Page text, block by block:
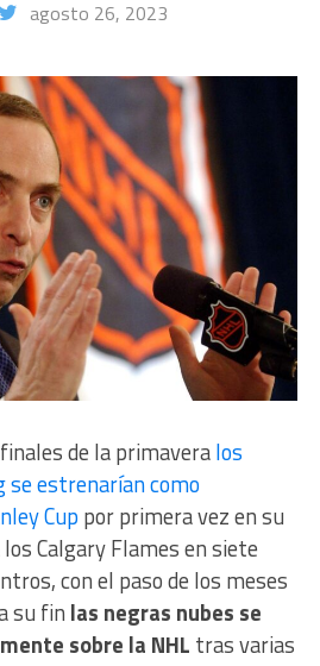
agosto 26, 2023
de la primaveralos
se estrenarían como
Cup por primera vez en su
Calgary Flames en siete
con el paso de los meses
su fin las negras nubes se
sobre la NHL tras varias